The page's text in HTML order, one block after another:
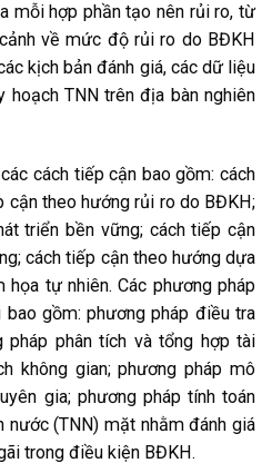
mỗi hợp phần tạo nên rủi ro, từ
về mức độ rủi ro do BĐKH
kịch bản đánh giá, các dữ liệu
TNN trên địa bàn nghiên
cách tiếp cận bao gồm: cách
cận theo hướng rủi ro do BĐKH;
triển bền vững; cách tiếp cận
cách tiếp cận theo hướng dựa
tự nhiên. Các phương pháp
gồm: phương pháp điều tra
phân tích và tổng hợp tài
không gian; phương pháp mô
gia; phương pháp tính toán
(TNN) mặt nhằm đánh giá
trong điều kiện BĐKH.